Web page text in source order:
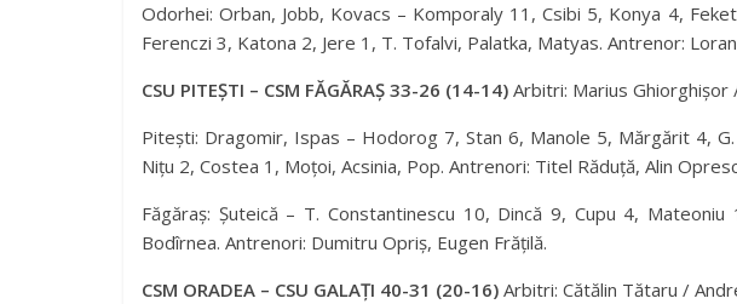
Odorhei: Orban, Jobb, Kovacs – Komporaly 11, Csibi 5, Konya 4,
Ferenczi 3, Katona 2, Jere 1, T. Tofalvi, Palatka, Matyas. Antrenor:
CSU PITEȘTI – CSM FĂGĂRAȘ 33-26 (14-14) Arbitri: Marius
Pitești: Dragomir, Ispas – Hodorog 7, Stan 6, Manole 5, Mărgărit 4,
Nițu 2, Costea 1, Moțoi, Acsinia, Pop. Antrenori: Titel Răduță, Alin
Făgăraș: Șuteică – T. Constantinescu 10, Dincă 9, Cupu 4,
Bodîrnea. Antrenori: Dumitru Opriș, Eugen Frățilă.
CSM ORADEA – CSU GALAȚI 40-31 (20-16) Arbitri: Cătălin Tătaru /